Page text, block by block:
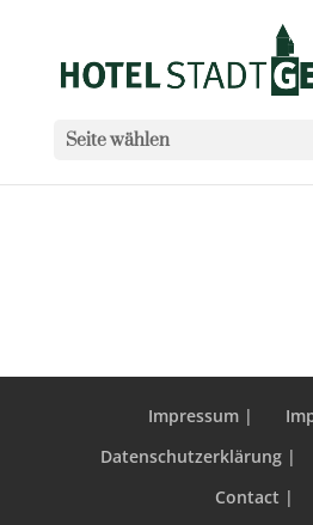
Seite wählen
Impressum |
Datenschutzerklärung |
Contact |